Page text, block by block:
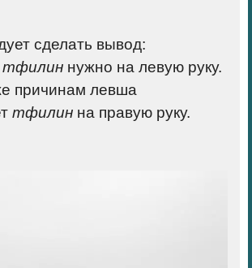
сделать вывод:
тфилин нужно на левую руку.
причинам левша
тфилин на правую руку.